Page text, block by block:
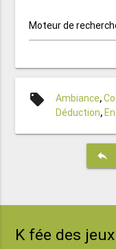
Moteur de
local_offer Ambiance,
Déduction,
reply
K fée des jeux